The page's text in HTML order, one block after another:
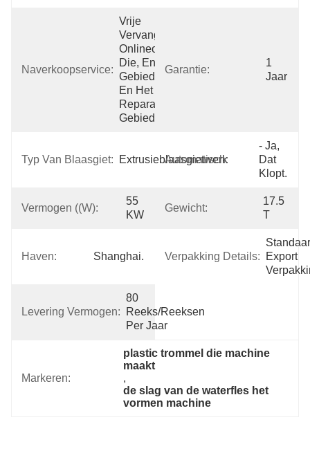
Naverkoopservice:
Vrije
Vervangstukken,
Onlineondersteuning
Die, En,
Gebiedsonderhoud
En Het
Reparatiedienst
Gebiedsin
Garantie:
1
Jaar
Typ Van Blaasgiet: Extrusieblaasgietwerk
Automatisch:
- Ja,
Dat
Klopt.
Vermogen ((w):
55
KW
Gewicht:
17.5
T
Haven: Shanghai. Verpakking Details:
Export
Levering Vermogen:
80
Reeks/Reeksen
Per Jaar
Markeren:
plastic trommel die machine
maakt
,
de slag van de waterfles het
vormen machine